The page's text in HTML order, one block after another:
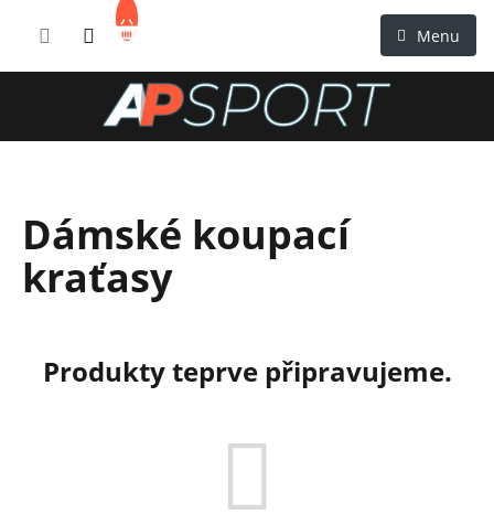
Dámské koupací
kraťasy
Produkty teprve připravujeme.